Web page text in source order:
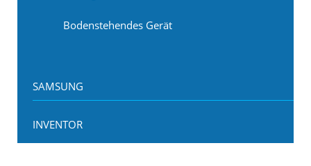
Bodenstehendes Gerät
SAMSUNG
INVENTOR